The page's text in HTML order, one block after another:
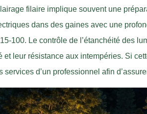
filaire implique souvent une
dans des gaines avec une
100. Le contrôle de l’étanchéité des
et leur résistance aux intempéries. Si
services d’un professionnel afin